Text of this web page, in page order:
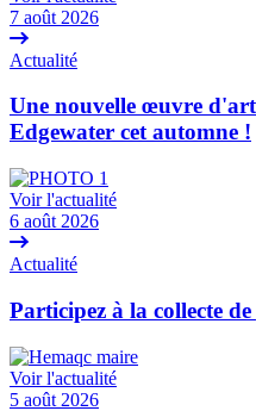
7 août 2026
Actualité
Une nouvelle œuvre
Edgewater cet automne !
Voir l'actualité
6 août 2026
Actualité
Participez à la collecte
Voir l'actualité
5 août 2026